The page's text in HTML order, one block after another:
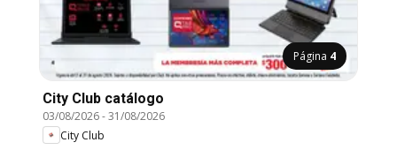
Página 4
City Club catálogo
03/08/2026-31/08/2026
City Club